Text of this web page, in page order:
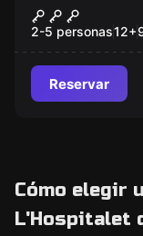
Nuevo
DENTRO
2-5 personas12+
Reservar
Cómo elegir
L'Hospitalet